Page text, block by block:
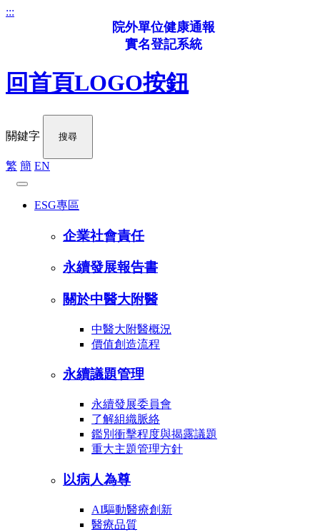
:::
院外單位健康通報
實名登記系統
回首頁LOGO按鈕
關鍵字 搜尋
繁 簡 EN
ESG專區
企業社會責任
永續發展報告書
關於中醫大附醫
中醫大附醫概況
價值創造流程
永續議題管理
永續發展委員會
了解組織脈絡
鑑別衝擊程度與揭露議題
重大主題管理方針
以病人為尊
AI驅動醫療創新
醫療品質